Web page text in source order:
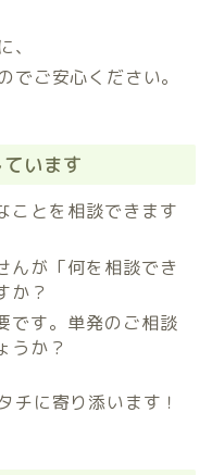
でご安心ください。
います
ことを相談できます
んが「何を相談でき
か？
です。単発のご相談
うか？
チに寄り添います！